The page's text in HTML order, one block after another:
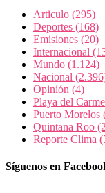
Articulo (295)
Deportes (168)
Emisiones (20)
Internacional
Mundo (1.124)
Nacional
Opinión (4)
Playa del
Puerto Morelos
Quintana Roo
Reporte Clima
Síguenos en